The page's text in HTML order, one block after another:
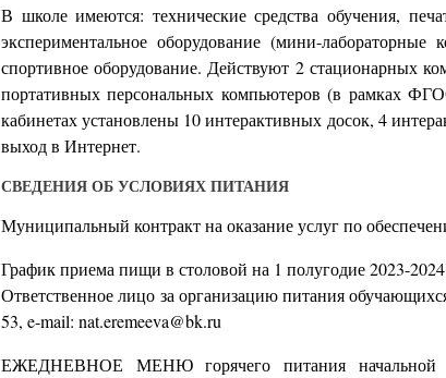
В школе имеются: технические средства обучения,
экспериментальное оборудование (мини-
спортивное оборудование. Действуют 2 стационарных
портативных персональных компьютеров (в рамках
кабинетах установлены 10 интерактивных досок, 4
выход в Интернет.
СВЕДЕНИЯ ОБ УСЛОВИЯХ ПИТАНИЯ
Муниципальный контракт на оказание услуг по
График приема пищи в столовой на 1 полугодие 2023-2024
Ответственное лицо за организацию питания
53, e-mail: nat.eremeeva@bk.ru
ЕЖЕДНЕВНОЕ МЕНЮ горячего питания начальной